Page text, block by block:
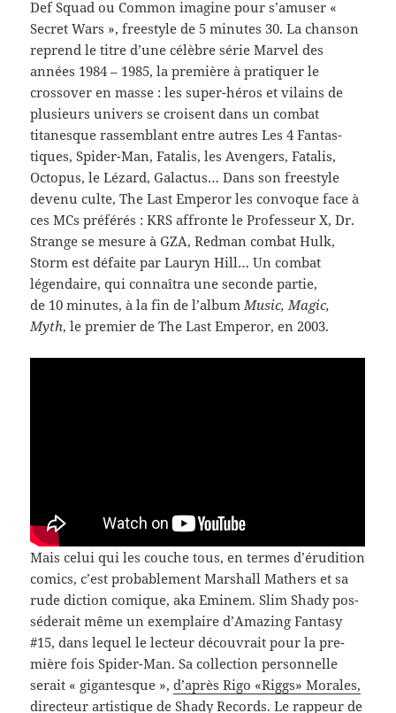
Def Squad ou Com­mon imag­ine pour s’amuser «
Secret Wars », freestyle de 5 min­utes 30. La chan­son
reprend le titre d’une célèbre série Mar­vel des
années 1984 – 1985, la pre­mière à pra­ti­quer le
crossover en masse : les super-​héros et vilains de
plusieurs univers se croisent dans un com­bat
titanesque rassem­blant entre autres Les 4 Fan­tas­
tiques, Spider-​Man, Fatalis, les Avengers, Fatalis,
Octo­pus, le Lézard, Galac­tus… Dans son freestyle
devenu culte, The Last Emperor les con­voque face à
ces MCs préférés : KRS affronte le Pro­fesseur X, Dr.
Strange se mesure à GZA, Red­man com­bat Hulk,
Storm est défaite par Lau­ryn Hill… Un com­bat
légendaire, qui con­naî­tra une sec­onde par­tie,
de 10 min­utes, à la fin de l’albumMusic, Magic,
Myth, le pre­mier de The Last Emperor, en 2003.
Mais celui qui les couche tous, en ter­mes d’érudition
comics, c’est prob­a­ble­ment Mar­shall Math­ers et sa
rude dic­tion comique, aka Eminem. Slim Shady pos­
séderait même un exem­plaire d’Amazing Fan­tasy
#15, dans lequel le lecteur décou­vrait pour la pre­
mière fois Spider-​Man. Sa col­lec­tion per­son­nelle
serait « gigan­tesque »,d’après Rigo «Riggs» Morales,
directeur artis­tique de Shady Records. Le rappeur de